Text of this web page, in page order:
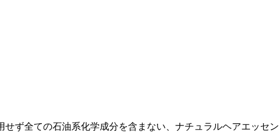
ず全ての石油系化学成分を含まない、ナチュラルヘアエッセン